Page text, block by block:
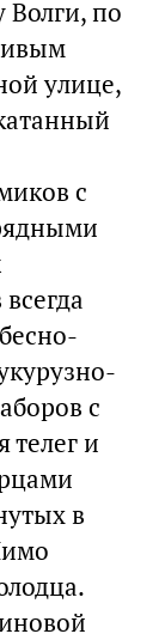
Волги, по
улице,
с
с
и
в